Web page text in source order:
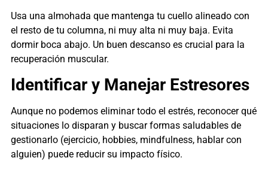
Usa una almohada que mantenga tu cuello alineado con
el resto de tu columna, ni muy alta ni muy baja. Evita
dormir boca abajo. Un buen descanso es crucial para la
recuperación muscular.
Identificar y Manejar Estresores
Aunque no podemos eliminar todo el estrés, reconocer qué
situaciones lo disparan y buscar formas saludables de
gestionarlo (ejercicio, hobbies, mindfulness, hablar con
alguien) puede reducir su impacto físico.